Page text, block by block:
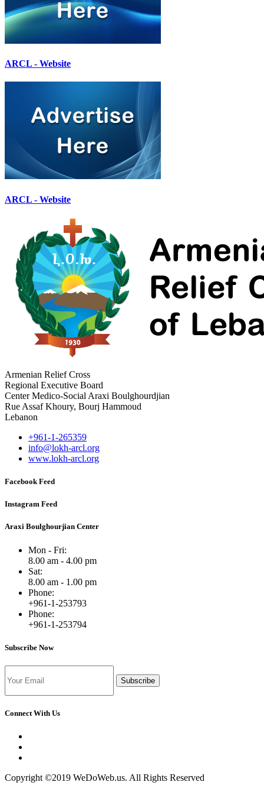
ARCL - Website
ARCL - Website
Armenian Relief Cross
Regional Executive Board
Center Medico-Social Araxi Boulghourdjian
Rue Assaf Khoury, Bourj Hammoud
Lebanon
+961-1-265359
info@lokh-arcl.org
www.lokh-arcl.org
Facebook Feed
Instagram Feed
Araxi Boulghourjian Center
Mon - Fri:
8.00 am - 4.00 pm
Sat:
8.00 am - 1.00 pm
Phone:
+961-1-253793
Phone:
+961-1-253794
Subscribe Now
Subscribe
Connect With Us
Copyright ©2019 WeDoWeb.us. All Rights Reserved